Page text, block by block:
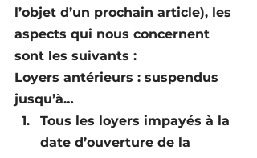
l’objet d’un prochain article), les
aspects qui nous concernent
sont les suivants :
Loyers antérieurs : suspendus
jusqu’à…
Tous les loyers impayés à la
date d’ouverture de la